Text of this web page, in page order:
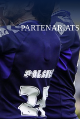
PARTENARIATS